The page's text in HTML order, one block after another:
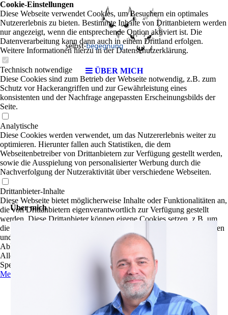
ÜBER MICH
Über mich
Cookie-Einstellungen
Diese Webseite verwendet Cookies, um Besuchern ein optimales
Nutzererlebnis zu bieten. Bestimmte Inhalte von Drittanbietern werden
nur angezeigt, wenn die entsprechende Option aktiviert ist. Die
Datenverarbeitung kann dann auch in einem Drittland erfolgen.
Weitere Informationen hierzu in der Datenschutzerklärung.
Technisch notwendige
Diese Cookies sind zum Betrieb der Webseite notwendig, z.B. zum
Schutz vor Hackerangriffen und zur Gewährleistung eines
konsistenten und der Nachfrage angepassten Erscheinungsbilds der
Seite.
Analytische
Diese Cookies werden verwendet, um das Nutzererlebnis weiter zu
optimieren. Hierunter fallen auch Statistiken, die dem
Webseitenbetreiber von Drittanbietern zur Verfügung gestellt werden,
sowie die Ausspielung von personalisierter Werbung durch die
Nachverfolgung der Nutzeraktivität über verschiedene Webseiten.
Drittanbieter-Inhalte
Diese Webseite bietet möglicherweise Inhalte oder Funktionalitäten an,
die von Drittanbietern eigenverantwortlich zur Verfügung gestellt
werden. Diese Drittanbieter können eigene Cookies setzen, z.B. um
die Nutzeraktivität zu verfolgen oder ihre Angebote zu personalisieren
und zu optimieren.
Ablehnen
Alle akzeptieren
Speichern
Mehr Informationen